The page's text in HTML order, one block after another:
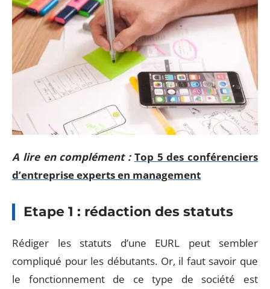
A lire en complément : Top 5 des conférenciers
d’entreprise experts en management
Etape 1 : rédaction des statuts
Rédiger les statuts d’une EURL peut sembler
compliqué pour les débutants. Or, il faut savoir que
le fonctionnement de ce type de société est